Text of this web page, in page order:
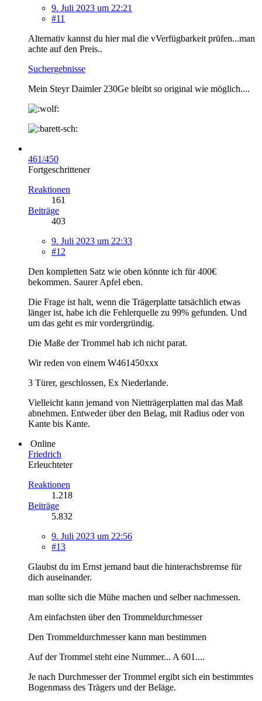
9. Juli 2023 um 22:21
#11
Alternativ kannst du hier mal die vVerfügbarkeit prüfen...man
achte auf den Preis..
Suchergebnisse
Mein Steyr Daimler 230Ge bleibt so original wie möglich....
461/450
Fortgeschrittener
Reaktionen
161
Beiträge
403
9. Juli 2023 um 22:33
#12
Den kompletten Satz wie oben könnte ich für 400€
bekommen. Saurer Apfel eben.
Die Frage ist halt, wenn die Trägerplatte tatsächlich etwas
länger ist, habe ich die Fehlerquelle zu 99% gefunden. Und
um das geht es mir vordergründig.
Die Maße der Trommel hab ich nicht parat.
Wir reden von einem W461450xxx
3 Türer, geschlossen, Ex Niederlande.
Vielleicht kann jemand von Nietträgerplatten mal das Maß
abnehmen. Entweder über den Belag, mit Radius oder von
Kante bis Kante.
Online
Friedrich
Erleuchteter
Reaktionen
1.218
Beiträge
5.832
9. Juli 2023 um 22:56
#13
Glaubst du im Ernst jemand baut die hinterachsbremse für
dich auseinander.
man sollte sich die Mühe machen und selber nachmessen.
Am einfachsten über den Trommeldurchmesser
Den Trommeldurchmesser kann man bestimmen
Auf der Trommel steht eine Nummer... A 601....
Je nach Durchmesser der Trommel ergibt sich ein bestimmtes
Bogenmass des Trägers und der Beläge.